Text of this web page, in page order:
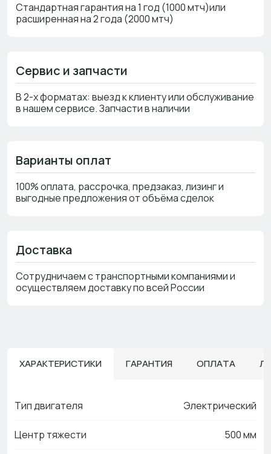
Стандартная гарантия на 1 год (1000 мтч)или
расширенная на 2 года (2000 мтч)
Сервис и запчасти
В 2-х форматах: выезд к клиенту или обслуживание
в нашем сервисе. Запчасти в наличии
Варианты оплат
100% оплата, рассрочка, предзаказ, лизинг и
выгодные предложения от объёма сделок
Доставка
Сотрудничаем с транспортными компаниями и
осуществляем доставку по всей России
ХАРАКТЕРИСТИКИ ГАРАНТИЯ ОПЛАТА
Тип двигателя Электрический
Центр тяжести 500 мм